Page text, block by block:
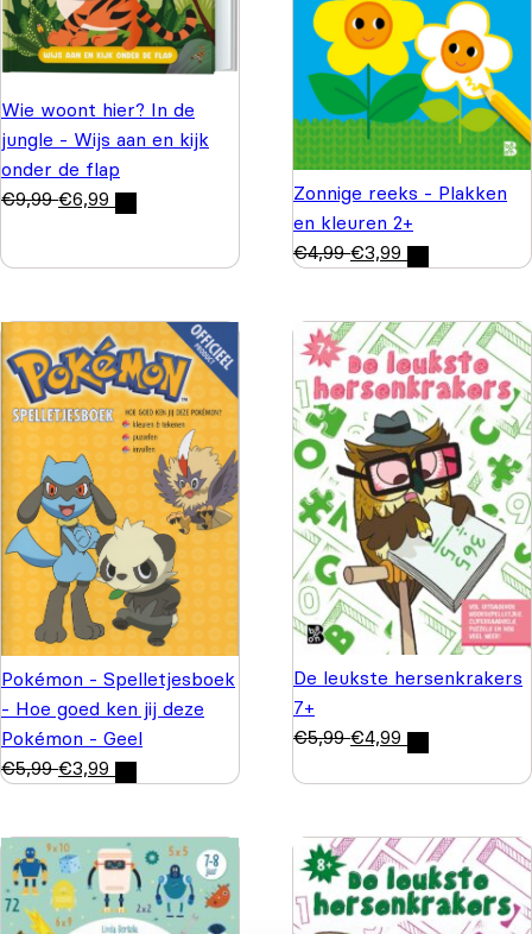
Wie woont hier? In de
jungle - Wijs aan en kijk
onder de flap
€9,99 €6,99
Zonnige reeks - Plakken
en kleuren 2+
€4,99 €3,99
Pokémon - Spelletjesboek
- Hoe goed ken jij deze
Pokémon - Geel
€5,99 €3,99
De leukste hersenkrakers
7+
€5,99 €4,99